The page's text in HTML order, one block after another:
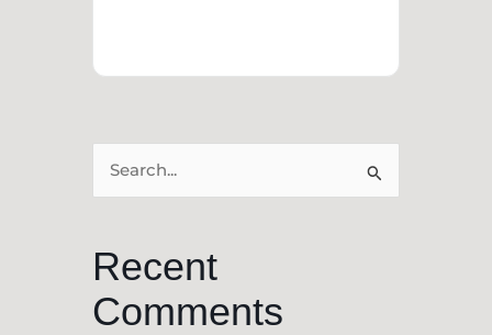
Search
for:
Recent
Comments